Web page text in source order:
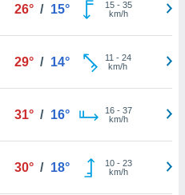
26° / 15° 15- 35
km/h
29° / 14° 11 - 24
km/h
31° / 16° 16- 37
km/h
30° / 18° 10- 23
km/h